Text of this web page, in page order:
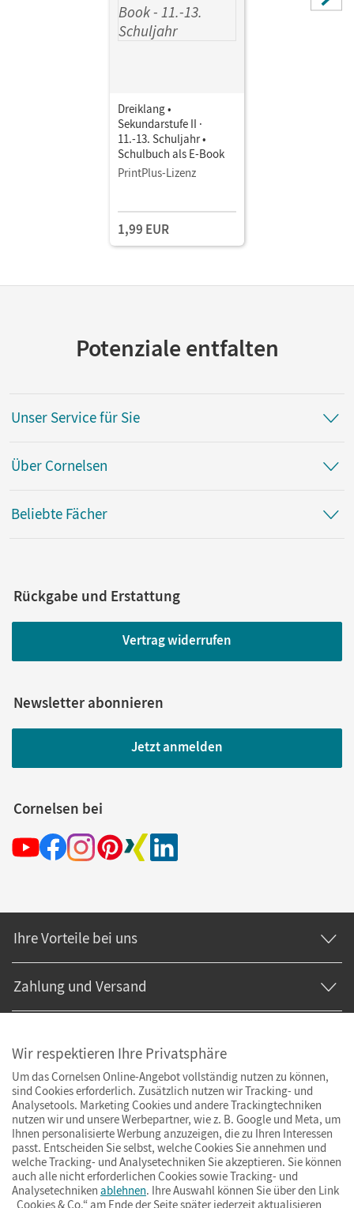
Dreiklang •
Sekundarstufe II ·
11.-13. Schuljahr •
Schulbuch als E-Book
PrintPlus-Lizenz
1,99 EUR
Potenziale entfalten
Unser Service für Sie
Über Cornelsen
Beliebte Fächer
Rückgabe und Erstattung
Vertrag widerrufen
Newsletter abonnieren
Jetzt anmelden
Cornelsen bei
Ihre Vorteile bei uns
Zahlung und Versand
Wir respektieren Ihre Privatsphäre
Um das Cornelsen Online-Angebot vollständig nutzen zu können,
sind Cookies erforderlich. Zusätzlich nutzen wir Tracking- und
Analysetools. Marketing Cookies und andere Trackingtechniken
nutzen wir und unsere Werbepartner, wie z. B. Google und Meta, um
Ihnen personalisierte Werbung anzuzeigen, die zu Ihren Interessen
passt. Entscheiden Sie selbst, welche Cookies Sie annehmen und
welche Tracking- und Analysetechniken Sie akzeptieren. Sie können
auch alle nicht erforderlichen Cookies sowie Tracking- und
Analysetechniken ablehnen. Ihre Auswahl können Sie über den Link
„Cookies & Co.“ am Ende der Seite später jederzeit aktualisieren